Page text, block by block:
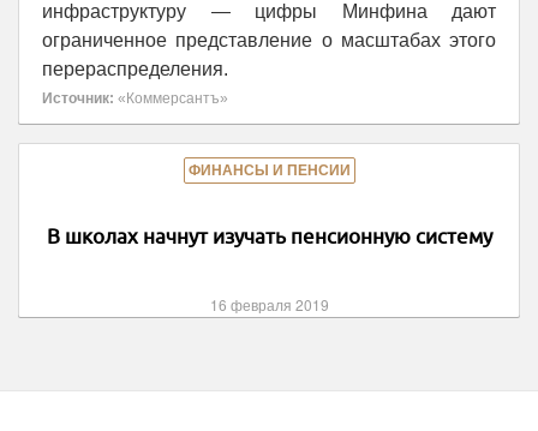
инфраструктуру — цифры Минфина дают
ограниченное представление о масштабах этого
перераспределения.
Источник: «Коммерсантъ»
ФИНАНСЫ И ПЕНСИИ
В школах начнут изучать пенсионную систему
16 февраля 2019